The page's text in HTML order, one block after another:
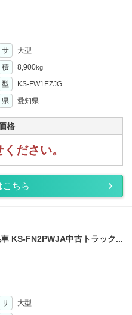
サ
大型
積 8,900kg
型
KS-FW1EZJG
県 愛知県
格
ださい。
こちら
KS-FN2PWJA中古トラック...
サ
大型